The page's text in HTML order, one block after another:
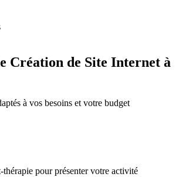
Création de Site Internet à
à vos besoins et votre budget
pour présenter votre activité